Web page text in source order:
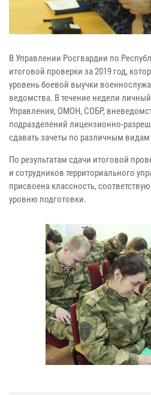
В Управлении Росгвардии по
итоговой проверки за 2019 год,
уровень боевой выучки
ведомства. В течение недели
Управления, ОМОН, СОБР,
подразделений лицензионно-
сдавать зачеты по различным
По результатам сдачи итоговой
и сотрудников территориального
присвоена классность,
уровню подготовки.